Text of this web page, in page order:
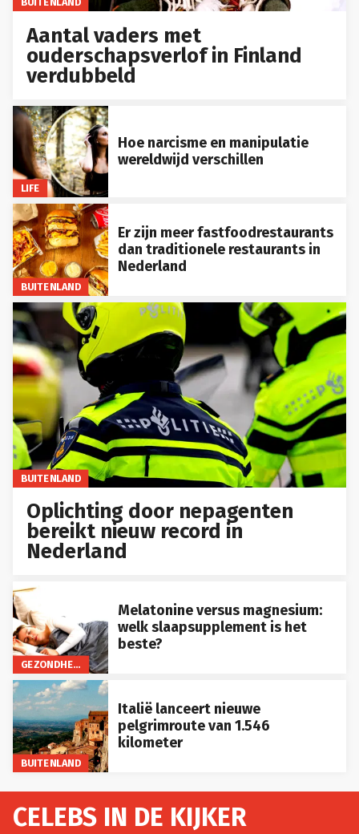
Aantal vaders met
ouderschapsverlof in Finland
verdubbeld
LIFE
Hoe narcisme en manipulatie
wereldwijd verschillen
BUITENLAND
Er zijn meer fastfoodrestaurants
dan traditionele restaurants in
Nederland
BUITENLAND
Oplichting door nepagenten
bereikt nieuw record in
Nederland
GEZONDHEID
Melatonine versus magnesium:
welk slaapsupplement is het
beste?
BUITENLAND
Italië lanceert nieuwe
pelgrimroute van 1.546
kilometer
CELEBS IN DE KIJKER